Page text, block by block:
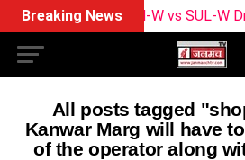
Breaking NewsBPH-W vs SUL-W
All posts tagged
Kanwar Marg will have
of the operator along